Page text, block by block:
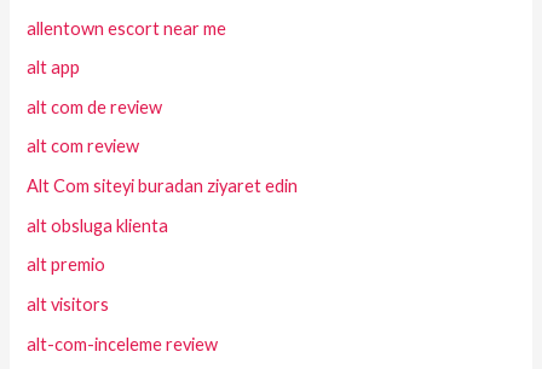
allentown escort near me
alt app
alt com de review
alt com review
Alt Com siteyi buradan ziyaret edin
alt obsluga klienta
alt premio
alt visitors
alt-com-inceleme review